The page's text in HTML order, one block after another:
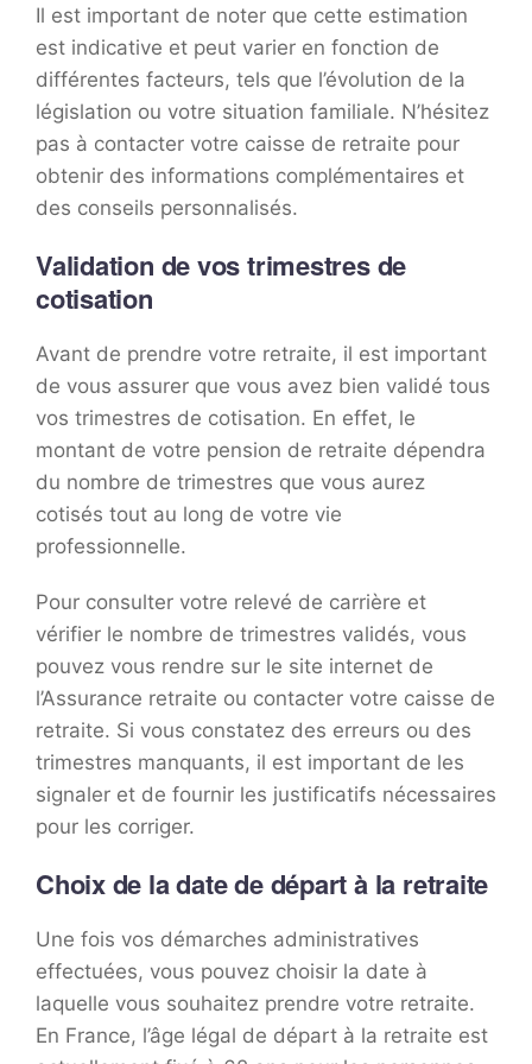
Il est important de noter que cette estimation
est indicative et peut varier en fonction de
différentes facteurs, tels que l’évolution de la
législation ou votre situation familiale. N’hésitez
pas à contacter votre caisse de retraite pour
obtenir des informations complémentaires et
des conseils personnalisés.
Validation de vos trimestres de
cotisation
Avant de prendre votre retraite, il est important
de vous assurer que vous avez bien validé tous
vos trimestres de cotisation. En effet, le
montant de votre pension de retraite dépendra
du nombre de trimestres que vous aurez
cotisés tout au long de votre vie
professionnelle.
Pour consulter votre relevé de carrière et
vérifier le nombre de trimestres validés, vous
pouvez vous rendre sur le site internet de
l’Assurance retraite ou contacter votre caisse de
retraite. Si vous constatez des erreurs ou des
trimestres manquants, il est important de les
signaler et de fournir les justificatifs nécessaires
pour les corriger.
Choix de la date de départ à la retraite
Une fois vos démarches administratives
effectuées, vous pouvez choisir la date à
laquelle vous souhaitez prendre votre retraite.
En France, l’âge légal de départ à la retraite est